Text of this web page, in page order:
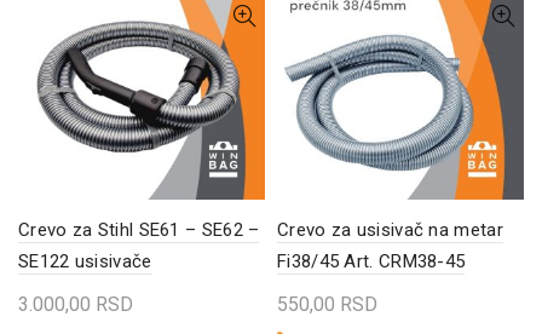
Crevo za Stihl SE61 – SE62 –
SE122 usisivače
3.000,00 RSD
Crevo za usisivač na metar
Fi38/45 Art. CRM38-45
550,00 RSD